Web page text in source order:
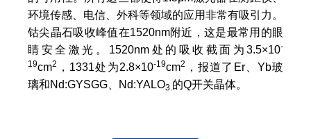
环境传感、电信、外科等领域的应用非常有吸引力。
钴尖晶石吸收峰值在1520nm附近，这是最常用的眼
睛安全激光。1520nm处的吸收截面为3.5×10-
19cm2 ，1331处为2.8×10-19cm2
，报道了Er、Yb玻
璃和Nd:GYSGG、Nd:YALO3.的Q开关晶体。